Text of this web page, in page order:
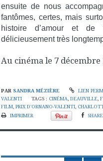
ensuite de nous
fantômes, certes, mais
histoire d’amour et
délicieusement très
Au cinéma le 7 décembre
PAR SANDRA MÉZIÈRE LIEN
VALENTI
TAGS : CINÉMA,DEAUVILLE,
FILM, PRIX D'ORNANO-VALENTI,
IMPRIMER
SHARE